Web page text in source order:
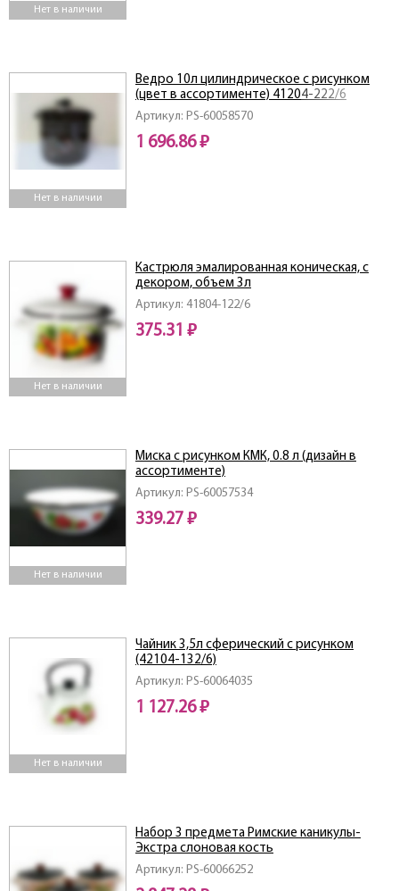
Нет в наличии
Нет в наличии
Артикул: PS-60058570
Ведро 10л цилиндрическое с рисунком
(цвет в ассортименте) 41204-222/6
1 696.86 ₽
Нет в наличии
Артикул: 41804-122/6
Кастрюля эмалированная коническая, с
декором, объем 3л
375.31 ₽
Нет в наличии
Артикул: PS-60057534
Миска с рисунком КМК, 0.8 л (дизайн в
ассортименте)
339.27 ₽
Нет в наличии
Артикул: PS-60064035
Чайник 3,5л сферический с рисунком
(42104-132/6)
1 127.26 ₽
Артикул: PS-60066252
Набор 3 предмета Римские каникулы-
Экстра слоновая кость